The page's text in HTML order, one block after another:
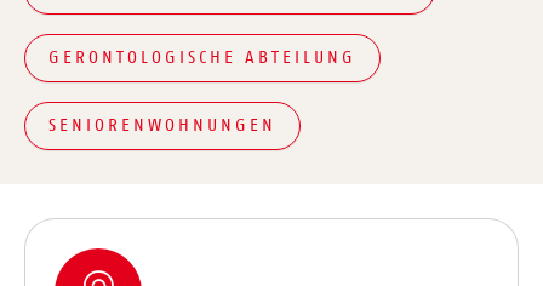
GERONTOLOGISCHE ABTEILUNG
SENIORENWOHNUNGEN